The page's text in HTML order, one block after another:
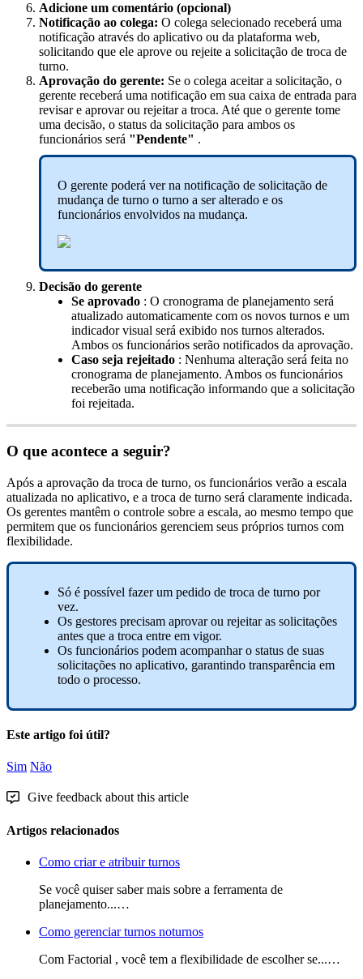
Adicione um comentário (opcional)
Notificação ao colega: O colega selecionado receberá uma
notificação através do aplicativo ou da plataforma web,
solicitando que ele aprove ou rejeite a solicitação de troca de
turno.
Aprovação do gerente: Se o colega aceitar a solicitação, o
gerente receberá uma notificação em sua caixa de entrada para
revisar e aprovar ou rejeitar a troca. Até que o gerente tome
uma decisão, o status da solicitação para ambos os
funcionários será "Pendente" .
O gerente poderá ver na notificação de solicitação de
mudança de turno o turno a ser alterado e os
funcionários envolvidos na mudança.
Decisão do gerente
Se aprovado : O cronograma de planejamento será
atualizado automaticamente com os novos turnos e um
indicador visual será exibido nos turnos alterados.
Ambos os funcionários serão notificados da aprovação.
Caso seja rejeitado : Nenhuma alteração será feita no
cronograma de planejamento. Ambos os funcionários
receberão uma notificação informando que a solicitação
foi rejeitada.
O que acontece a seguir?
Após a aprovação da troca de turno, os funcionários verão a escala
atualizada no aplicativo, e a troca de turno será claramente indicada.
Os gerentes mantêm o controle sobre a escala, ao mesmo tempo que
permitem que os funcionários gerenciem seus próprios turnos com
flexibilidade.
Só é possível fazer um pedido de troca de turno por
vez.
Os gestores precisam aprovar ou rejeitar as solicitações
antes que a troca entre em vigor.
Os funcionários podem acompanhar o status de suas
solicitações no aplicativo, garantindo transparência em
todo o processo.
Este artigo foi útil?
Sim Não
Give feedback about this article
Artigos relacionados
Como criar e atribuir turnos
Se você quiser saber mais sobre a ferramenta de
planejamento...…
Como gerenciar turnos noturnos
Com Factorial , você tem a flexibilidade de escolher se...…